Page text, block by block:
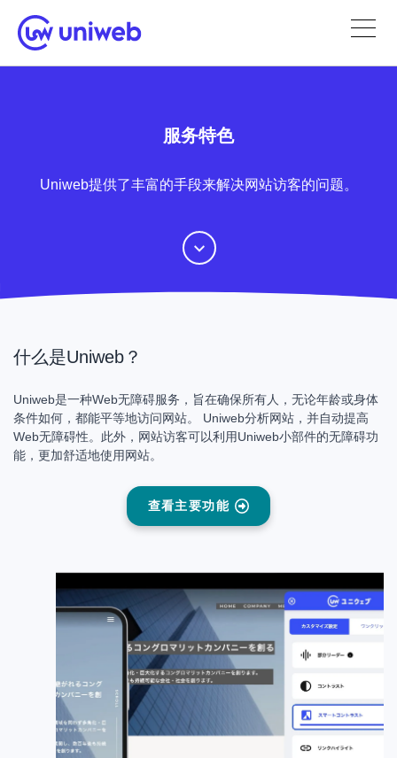
服务特色
Uniweb提供了丰富的手段来解决网站访客的问题。
什么是Uniweb？
Uniweb是一种Web无障碍服务，旨在确保所有人，无论年龄或身体
条件如何，都能平等地访问网站。 Uniweb分析网站，并自动提高
Web无障碍性。此外，网站访客可以利用Uniweb小部件的无障碍功
能，更加舒适地使用网站。
查看主要功能